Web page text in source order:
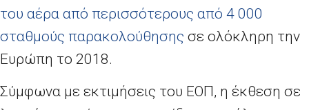
του αέρα από περισσότερους από 4 000
σταθμούς παρακολούθησης σε ολόκληρη την
Ευρώπη το 2018.
Σύμφωνα με εκτιμήσεις του ΕΟΠ, η έκθεση σε